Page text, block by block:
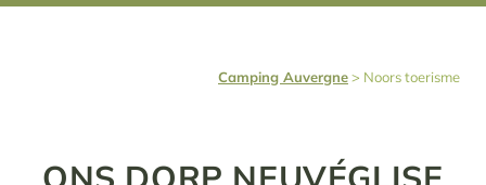
Camping Auvergne> Noors toerisme